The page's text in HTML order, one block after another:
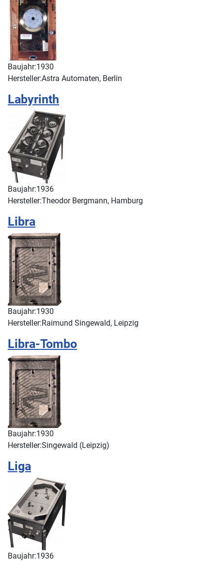
Baujahr:1930
Hersteller:Astra Automaten, Berlin
Labyrinth
Baujahr:1936
Hersteller:Theodor Bergmann, Hamburg
Libra
Baujahr:1930
Hersteller:Raimund Singewald, Leipzig
Libra-Tombo
Baujahr:1930
Hersteller:Singewald (Leipzig)
Liga
Baujahr:1936